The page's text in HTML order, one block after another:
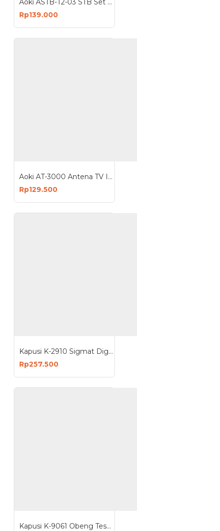
Rp139.000
Aoki AT-3000 Antena TV Indoor Outdoor Antenna Digital DVB-T2 Booster
Rp129.500
Kapusi K-2910 Sigmat Digital Caliper Jangka Sorong 150mm 15cm
Rp257.500
Kapusi K-9061 Obeng Tespen Testpen Test Pen Digital Voltage Induction